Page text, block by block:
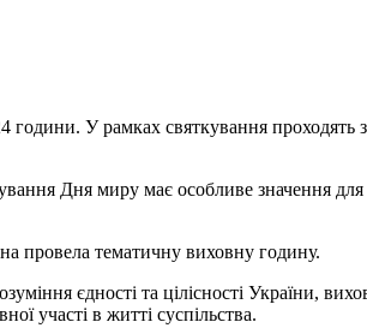
години. У рамках святкування
Дня миру має особливе значення
провела тематичну виховну годину.
єдності та цілісності України,
участі в житті суспільства.